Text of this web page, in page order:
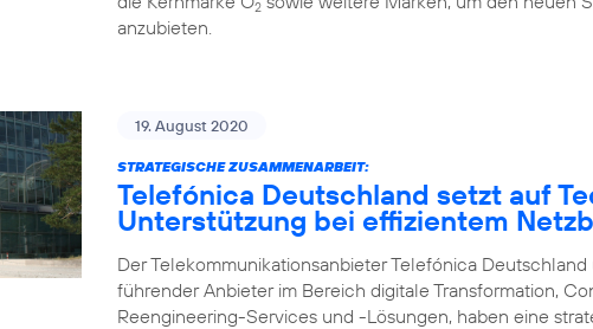
2
anzubieten.
19. August 2020
STRATEGISCHE ZUSAMMENARBEIT:
Telefónica Deutschland setzt auf
Unterstützung bei effizientem
Der Telekommunikationsanbieter Telefónica Deutschland
führender Anbieter im Bereich digitale Transformation,
Reengineering-Services und -Lösungen, haben eine